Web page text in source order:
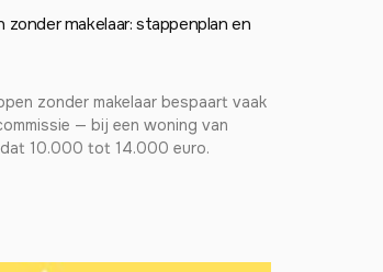
zonder makelaar: stappenplan en
zonder makelaar bespaart vaak
— bij een woning van
10.000 tot 14.000 euro.